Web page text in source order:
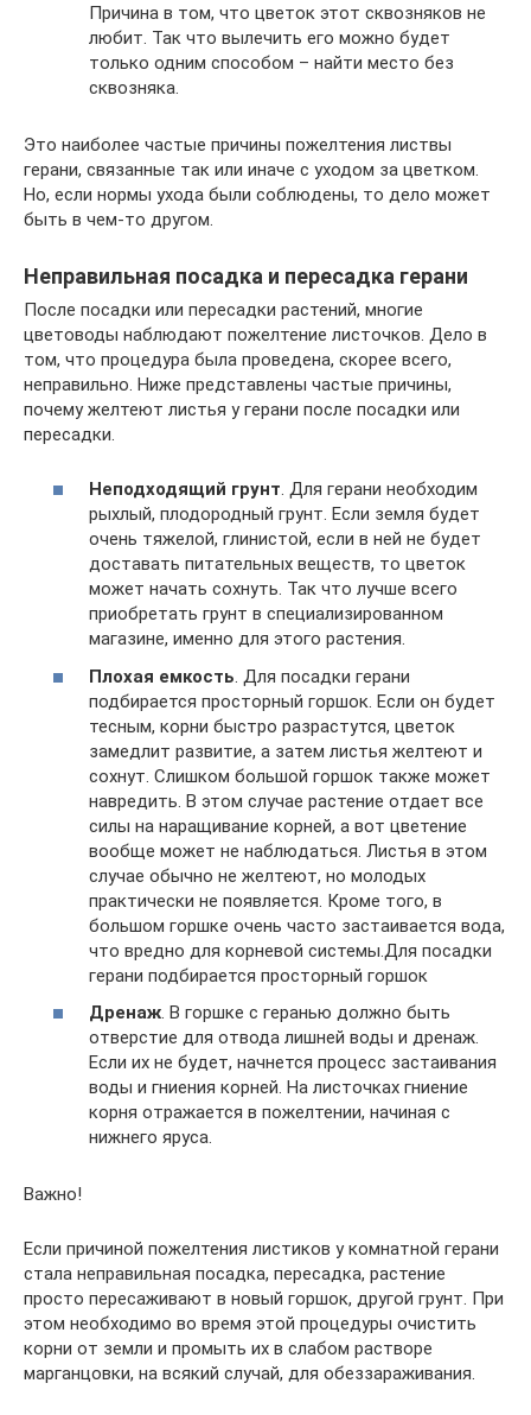
Причина в том, что цветок этот сквозняков не
любит. Так что вылечить его можно будет
только одним способом – найти место без
сквозняка.
Это наиболее частые причины пожелтения листвы
герани, связанные так или иначе с уходом за цветком.
Но, если нормы ухода были соблюдены, то дело может
быть в чем-то другом.
Неправильная посадка и пересадка герани
После посадки или пересадки растений, многие
цветоводы наблюдают пожелтение листочков. Дело в
том, что процедура была проведена, скорее всего,
неправильно. Ниже представлены частые причины,
почему желтеют листья у герани после посадки или
пересадки.
Неподходящий грунт. Для герани необходим
рыхлый, плодородный грунт. Если земля будет
очень тяжелой, глинистой, если в ней не будет
доставать питательных веществ, то цветок
может начать сохнуть. Так что лучше всего
приобретать грунт в специализированном
магазине, именно для этого растения.
Плохая емкость . Для посадки герани
подбирается просторный горшок. Если он будет
тесным, корни быстро разрастутся, цветок
замедлит развитие, а затем листья желтеют и
сохнут. Слишком большой горшок также может
навредить. В этом случае растение отдает все
силы на наращивание корней, а вот цветение
вообще может не наблюдаться. Листья в этом
случае обычно не желтеют, но молодых
практически не появляется. Кроме того, в
большом горшке очень часто застаивается вода,
что вредно для корневой системы.Для посадки
герани подбирается просторный горшок
Дренаж. В горшке с геранью должно быть
отверстие для отвода лишней воды и дренаж.
Если их не будет, начнется процесс застаивания
воды и гниения корней. На листочках гниение
корня отражается в пожелтении, начиная с
нижнего яруса.
Важно!
Если причиной пожелтения листиков у комнатной герани
стала неправильная посадка, пересадка, растение
просто пересаживают в новый горшок, другой грунт. При
этом необходимо во время этой процедуры очистить
корни от земли и промыть их в слабом растворе
марганцовки, на всякий случай, для обеззараживания.